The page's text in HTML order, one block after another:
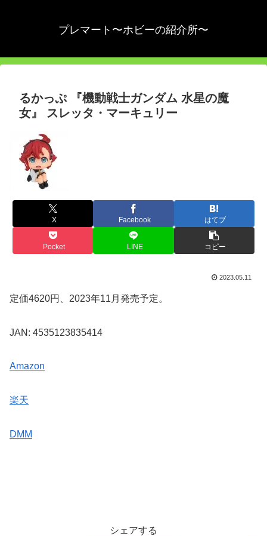
プレマート〜ホビーの紹介所〜
るかっぷ 『機動戦士ガンダム 水星の魔
女』 スレッタ・マーキュリー
X Facebook はてブ
Pocket LINE コピー
2023.05.11
定価4620円、2023年11月発売予定。
JAN: 4535123835414
Amazon
楽天
DMM
シェアする